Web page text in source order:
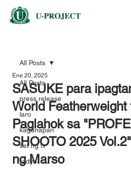
All Posts
press release
laro
kaganapan
set ng tv
radyo
All Posts
SASUKE para
World Featherweight
Paglahok sa
SHOOTO 2025
ng Marso
Ene 20, 2025